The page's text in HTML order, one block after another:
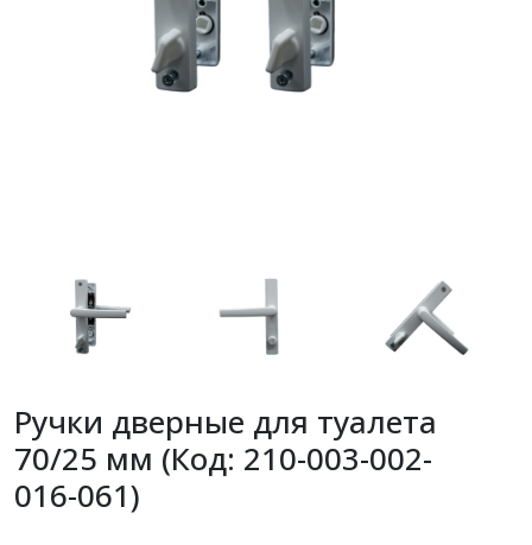
Ручки дверные для туалета
70/25 мм (Код: 210-003-002-
016-061)